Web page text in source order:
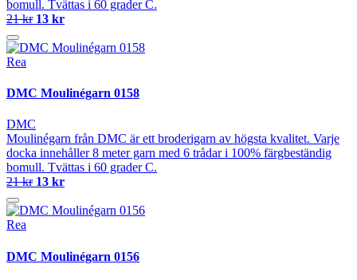
bomull. Tvättas i 60 grader C.
21 kr 13 kr
Rea
DMC Moulinégarn 0158
DMC
Moulinégarn från DMC är ett broderigarn av högsta kvalitet. Varje
docka innehåller 8 meter garn med 6 trådar i 100% färgbeständig
bomull. Tvättas i 60 grader C.
21 kr 13 kr
Rea
DMC Moulinégarn 0156